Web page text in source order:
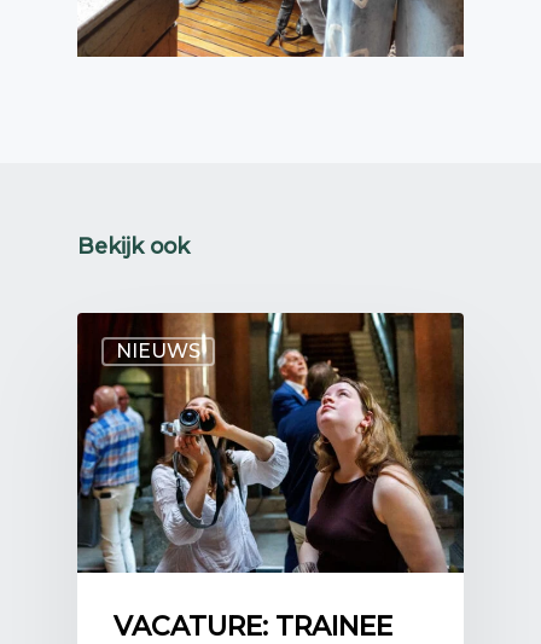
Bekijk ook
NIEUWS
VACATURE: TRAINEE